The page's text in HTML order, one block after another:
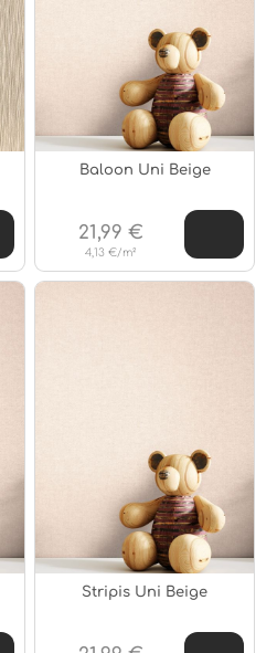
Baloon Uni Beige
4,13 €/m²
21,99 €
Stripis Uni Beige